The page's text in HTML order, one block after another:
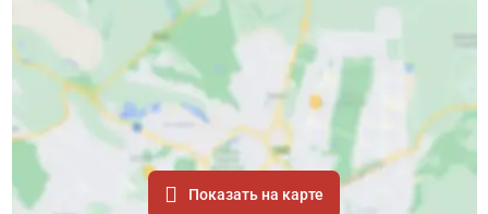
Показать на карте